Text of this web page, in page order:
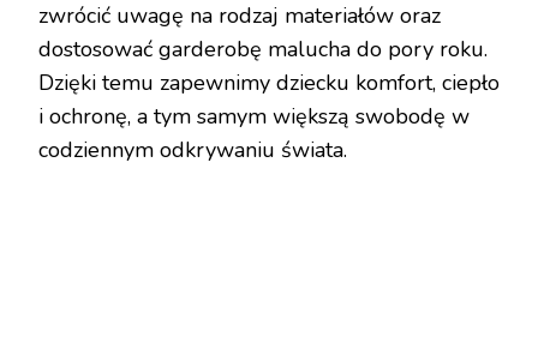
zwrócić uwagę na rodzaj materiałów oraz
dostosować garderobę malucha do pory roku.
Dzięki temu zapewnimy dziecku komfort, ciepło
i ochronę, a tym samym większą swobodę w
codziennym odkrywaniu świata.